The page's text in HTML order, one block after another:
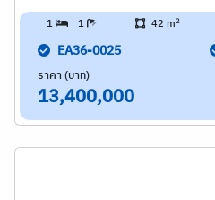
1 1 42 m2
EA36-0025
ราคา (บาท)
13,400,000